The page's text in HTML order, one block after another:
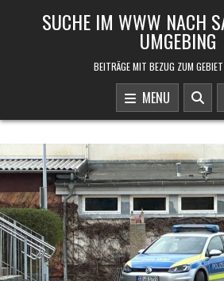
SUCHE IM WWW NACH
UMGEBING
BEITRÄGE MIT BEZUG ZUM
MENU